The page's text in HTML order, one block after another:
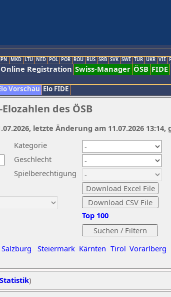
MKD LTU NED POL POR ROU RUS SRB SVK SWE TUR UKR VIE
Online Registration Swiss-Manager ÖSB FIDE
Vorschau Elo FIDE
des ÖSB
Kategorie
Geschlecht
Spielberechtigung
Salzburg Steiermark Kärnten Tirol Vorarlberg
Top 100
letzte Änderung am 11.07.2026
)